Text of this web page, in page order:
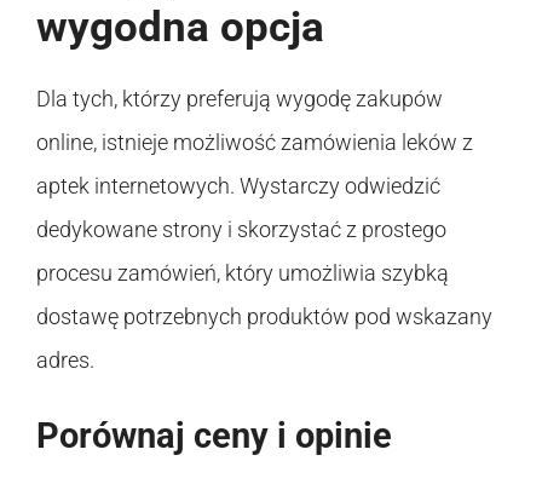
wygodna opcja
Dla tych, którzy preferują wygodę zakupów
online, istnieje możliwość zamówienia leków z
aptek internetowych. Wystarczy odwiedzić
dedykowane strony i skorzystać z prostego
procesu zamówień, który umożliwia szybką
dostawę potrzebnych produktów pod wskazany
adres.
Porównaj ceny i opinie